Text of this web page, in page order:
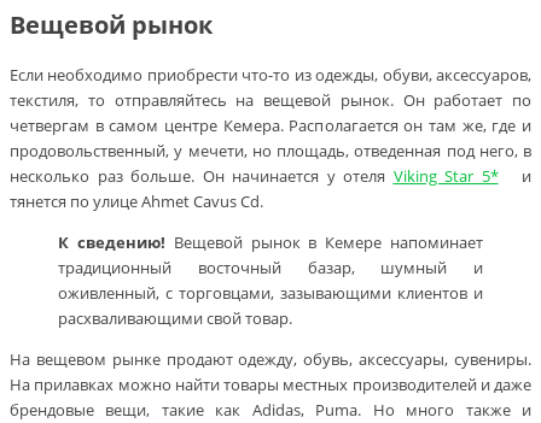
Вещевой рынок
Если необходимо приобрести что-то из одежды, обуви, аксессуаров,
текстиля, то отправляйтесь на вещевой рынок. Он работает по
четвергам в самом центре Кемера. Располагается он там же, где и
продовольственный, у мечети, но площадь, отведенная под него, в
несколько раз больше. Он начинается у отеля Viking Star 5*
и
тянется по улице Ahmet Cavus Cd.
К сведению! Вещевой рынок в Кемере напоминает
традиционный восточный базар, шумный и
оживленный, с торговцами, зазывающими клиентов и
расхваливающими свой товар.
На вещевом рынке продают одежду, обувь, аксессуары, сувениры.
На прилавках можно найти товары местных производителей и даже
брендовые вещи, такие как Adidas, Puma. Но много также и